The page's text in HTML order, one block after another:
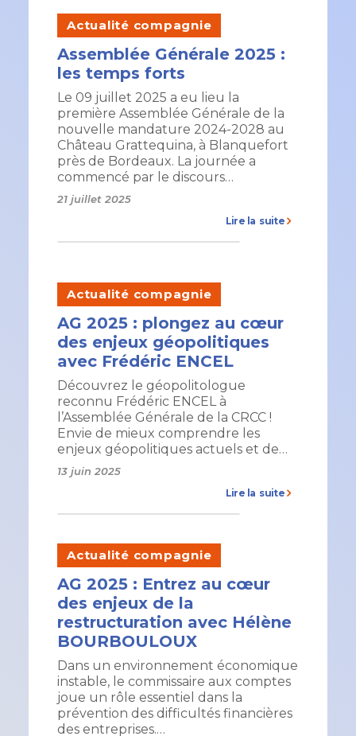
Actualité compagnie
Assemblée Générale 2025 :
les temps forts
Le 09 juillet 2025 a eu lieu la
première Assemblée Générale de la
nouvelle mandature 2024-2028 au
Château Grattequina, à Blanquefort
près de Bordeaux. La journée a
commencé par le discours…
21 juillet 2025
Lire la suite
Actualité compagnie
AG 2025 : plongez au cœur
des enjeux géopolitiques
avec Frédéric ENCEL
Découvrez le géopolitologue
reconnu Frédéric ENCEL à
l’Assemblée Générale de la CRCC !
Envie de mieux comprendre les
enjeux géopolitiques actuels et de…
13 juin 2025
Lire la suite
Actualité compagnie
AG 2025 : Entrez au cœur
des enjeux de la
restructuration avec Hélène
BOURBOULOUX
Dans un environnement économique
instable, le commissaire aux comptes
joue un rôle essentiel dans la
prévention des difficultés financières
des entreprises.…